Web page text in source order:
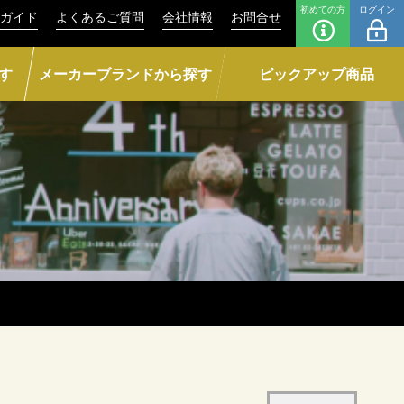
イド よくあるご質問 会社情報 お問合せ 初めての方 ログイン
メーカーブランドから探す ピックアップ商品